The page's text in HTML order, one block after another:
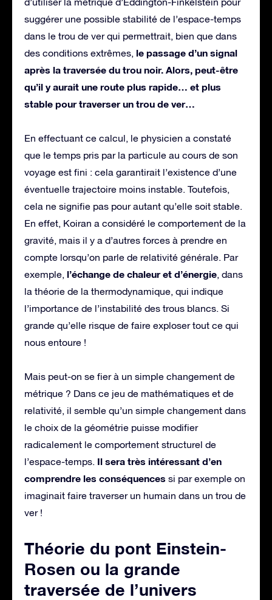
suggérer une possible stabilité de l’espace-temps
dans le trou de ver qui permettrait, bien que dans
des conditions extrêmes, le passage d’un signal
après la traversée du trou noir. Alors, peut-être
qu’il y aurait une route plus rapide… et plus
stable pour traverser un trou de ver…
En effectuant ce calcul, le physicien a constaté
que le temps pris par la particule au cours de son
voyage est fini : cela garantirait l’existence d’une
éventuelle trajectoire moins instable. Toutefois,
cela ne signifie pas pour autant qu’elle soit stable.
En effet, Koiran a considéré le comportement de la
gravité, mais il y a d’autres forces à prendre en
compte lorsqu’on parle de relativité générale. Par
exemple, l’échange de chaleur et d’énergie, dans
la théorie de la thermodynamique, qui indique
l’importance de l’instabilité des trous blancs. Si
grande qu’elle risque de faire exploser tout ce qui
nous entoure !
Mais peut-on se fier à un simple changement de
métrique ? Dans ce jeu de mathématiques et de
relativité, il semble qu’un simple changement dans
le choix de la géométrie puisse modifier
radicalement le comportement structurel de
l’espace-temps. Il sera très intéressant d’en
comprendre les conséquences si par exemple on
imaginait faire traverser un humain dans un trou de
ver !
Théorie du pont Einstein-
Rosen ou la grande
traversée de l’univers